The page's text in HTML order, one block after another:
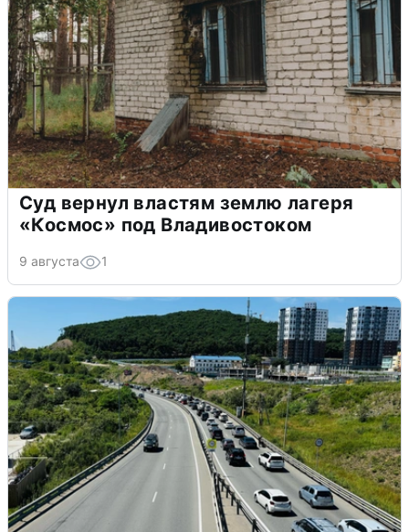
Суд вернул властям землю лагеря
«Космос» под Владивостоком
9 августа 1